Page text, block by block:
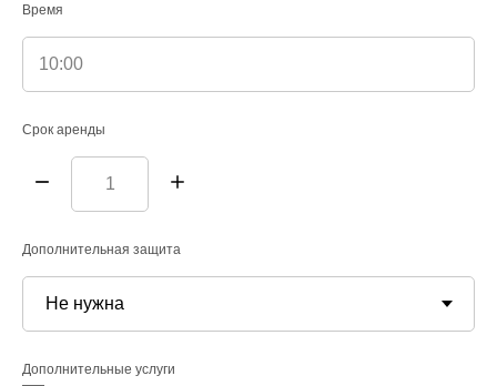
Время
Срок аренды
Дополнительная защита
Дополнительные услуги